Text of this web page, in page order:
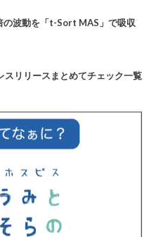
の波動を「t-Sort MAS」で吸収
スリリースまとめてチェック一覧